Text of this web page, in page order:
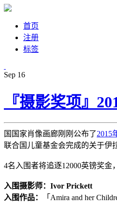
首页
注册
标签
Sep 16
『摄影奖项』
国国家肖像画廊刚刚公布了2015
联合国儿童基金会完成的关于伊
4名入围者将追逐12000英镑奖金
入围摄影师：Ivor Prickett
入围作品：
「Amira and her